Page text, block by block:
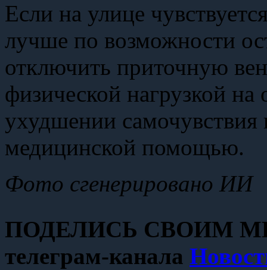
Если на улице
лучше по возможности
отключить приточную
физической нагрузкой
ухудшении самочувствия
медицинской помощью.
Фото сгенерировано ИИ
ПОДЕЛИСЬ СВОИМ
телеграм-канала